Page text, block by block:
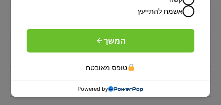
מה חשוב לבדוק לפני שרוכשים מזרני
איך מזרני קפיצים מבודדים תורמים לתמיכה
לשינה זוגית?
אשמח להתייעץ
המשך
טופס מאובטח
Powered by